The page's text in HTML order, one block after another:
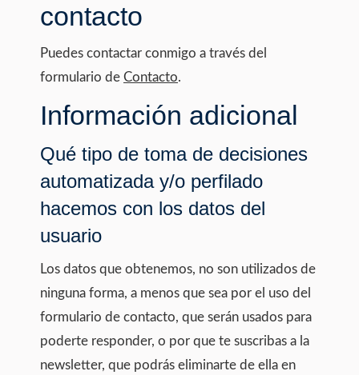
contacto
Puedes contactar conmigo a través del
formulario de Contacto.
Información adicional
Qué tipo de toma de decisiones
automatizada y/o perfilado
hacemos con los datos del
usuario
Los datos que obtenemos, no son utilizados de
ninguna forma, a menos que sea por el uso del
formulario de contacto, que serán usados para
poderte responder, o por que te suscribas a la
newsletter, que podrás eliminarte de ella en